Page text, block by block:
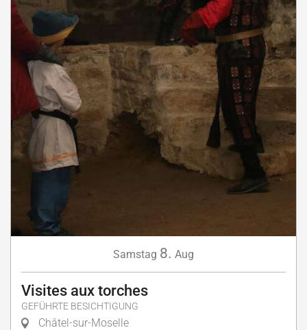
Samstag 8. Aug
Visites aux torches
GEFÜHRTE BESICHTIGUNG
Châtel-sur-Moselle